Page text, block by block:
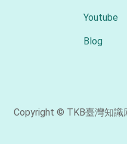
Youtube
Blog
Copyright © TKB臺灣知識